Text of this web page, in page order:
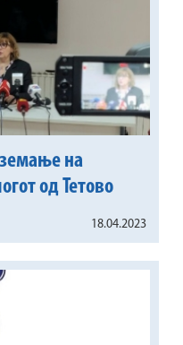
на
од Тетово
18.04.2023